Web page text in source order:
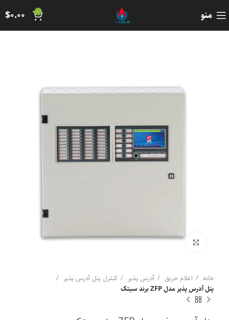
منو 0
$0.00
برای بزرگنمایی کلیک کنید
خانه اعلام حریق آدرس پذیر
کنترل پنل آدرس پذیر
پنل آدرس پذیر مدل ZFP برند سیتک